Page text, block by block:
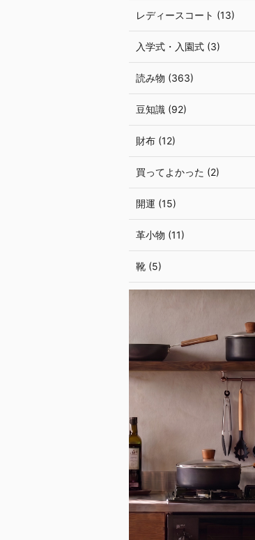
レディースコート (13)
入学式・入園式 (3)
読み物 (363)
豆知識 (92)
財布 (12)
買ってよかった (2)
開運 (15)
革小物 (11)
靴 (5)